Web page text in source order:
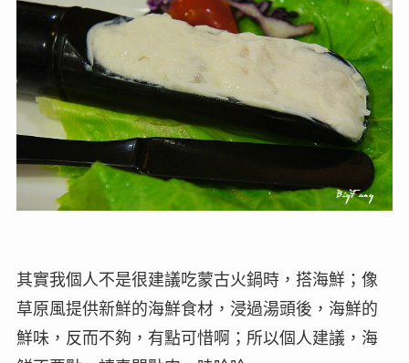
其實我個人不是很建議吃蒙古火鍋時，搭海鮮；像
草原風提供新鮮的海鮮食材，浸過湯頭後，海鮮的
鮮味，反而不夠，有點可惜啊；所以個人建議，海